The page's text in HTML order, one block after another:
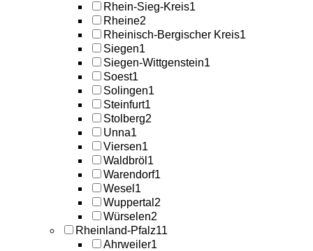
Rhein-Sieg-Kreis1
Rheine2
Rheinisch-Bergischer Kreis1
Siegen1
Siegen-Wittgenstein1
Soest1
Solingen1
Steinfurt1
Stolberg2
Unna1
Viersen1
Waldbröl 1
Warendorf1
Wesel 1
Wuppertal 2
Würselen2
Rheinland-Pfalz11
Ahrweiler1